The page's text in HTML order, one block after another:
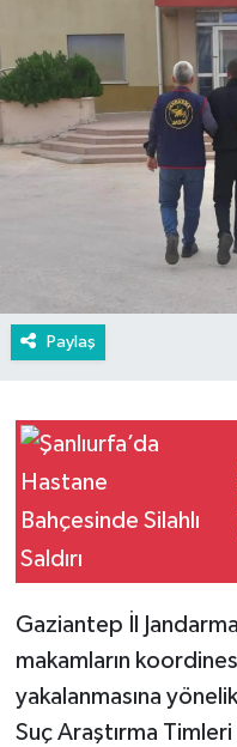
Paylaş
Gaziantep İl
makamların
yakalanmasına
Suç Araştırma